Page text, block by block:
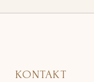
KONTAKT